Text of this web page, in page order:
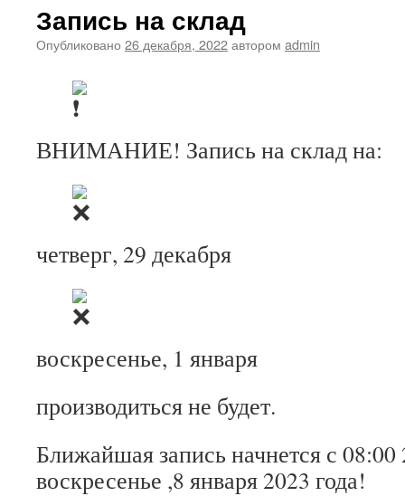
Запись на склад
Опубликовано 26 декабря, 2022автором admin
ВНИМАНИЕ! Запись на склад на:
четверг, 29 декабря
воскресенье, 1 января
производиться не будет.
Ближайшая запись начнется с 08:00
воскресенье ,8 января 2023 года!